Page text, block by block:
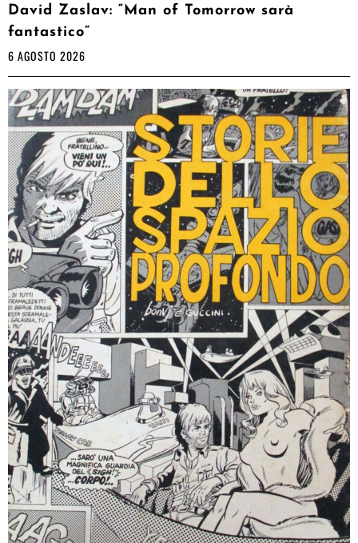
David Zaslav: “Man of Tomorrow sarà
fantastico”
6 AGOSTO 2026